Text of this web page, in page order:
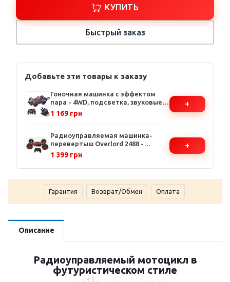
КУПИТЬ
Быстрый заказ
Добавьте эти товары к заказу
Гоночная машинка с эффектом
пара - 4WD, подсветка, звуковые
эффекты, 2 пульта (джойстик и
перчатка)
1 169 грн
+
Радиоуправляемая машинка-
перевертыш Overlord 2488 -
Вездеход, 18 км/ч, 50м радиус,
Красный
1 399 грн
+
Гарантия Возврат/Обмен Оплата
Описание
Радиоуправляемый мотоцикл в
футуристическом стиле